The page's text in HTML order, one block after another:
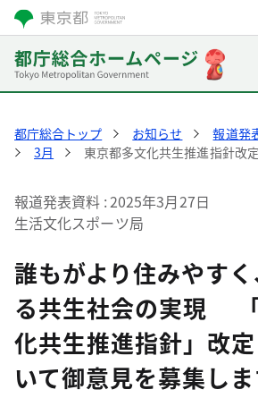
都庁総合トップ お知らせ 報道発
3月
東京都多文化共生推進指針改
報道発表資料 2025年3月27日
生活文化スポーツ局
誰もがより住みやす
る共生社会の実現
化共生推進指針」改
いて御意見を募集しま